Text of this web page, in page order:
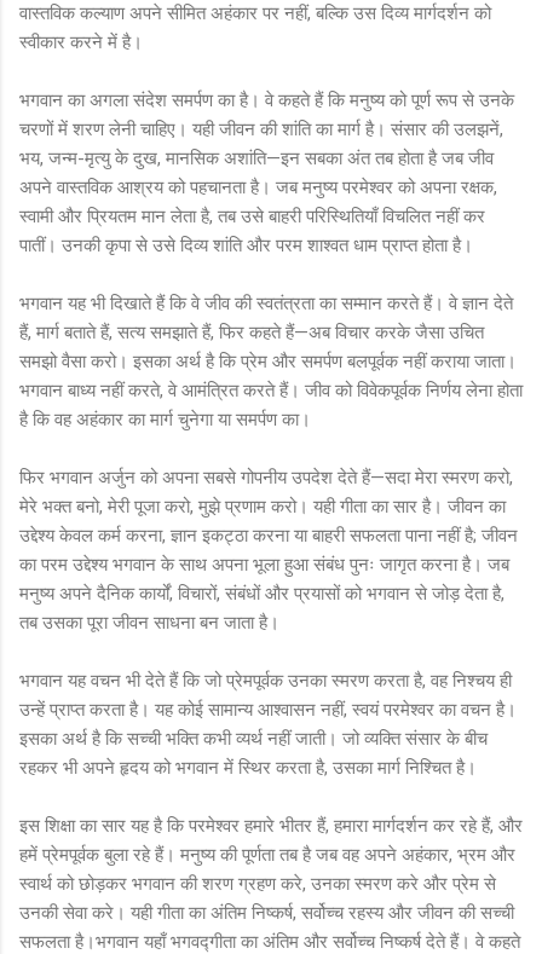
वास्तविक कल्याण अपने सीमित अहंकार पर नहीं, बल्कि उस दिव्य मार्गदर्शन को
स्वीकार करने में है।
भगवान का अगला संदेश समर्पण का है। वे कहते हैं कि मनुष्य को पूर्ण रूप से उनके
चरणों में शरण लेनी चाहिए। यही जीवन की शांति का मार्ग है। संसार की उलझनें,
भय, जन्म-मृत्यु के दुख, मानसिक अशांति—इन सबका अंत तब होता है जब जीव
अपने वास्तविक आश्रय को पहचानता है। जब मनुष्य परमेश्वर को अपना रक्षक,
स्वामी और प्रियतम मान लेता है, तब उसे बाहरी परिस्थितियाँ विचलित नहीं कर
पातीं। उनकी कृपा से उसे दिव्य शांति और परम शाश्वत धाम प्राप्त होता है।
भगवान यह भी दिखाते हैं कि वे जीव की स्वतंत्रता का सम्मान करते हैं। वे ज्ञान देते
हैं, मार्ग बताते हैं, सत्य समझाते हैं, फिर कहते हैं—अब विचार करके जैसा उचित
समझो वैसा करो। इसका अर्थ है कि प्रेम और समर्पण बलपूर्वक नहीं कराया जाता।
भगवान बाध्य नहीं करते, वे आमंत्रित करते हैं। जीव को विवेकपूर्वक निर्णय लेना होता
है कि वह अहंकार का मार्ग चुनेगा या समर्पण का।
फिर भगवान अर्जुन को अपना सबसे गोपनीय उपदेश देते हैं—सदा मेरा स्मरण करो,
मेरे भक्त बनो, मेरी पूजा करो, मुझे प्रणाम करो। यही गीता का सार है। जीवन का
उद्देश्य केवल कर्म करना, ज्ञान इकट्ठा करना या बाहरी सफलता पाना नहीं है; जीवन
का परम उद्देश्य भगवान के साथ अपना भूला हुआ संबंध पुनः जागृत करना है। जब
मनुष्य अपने दैनिक कार्यों, विचारों, संबंधों और प्रयासों को भगवान से जोड़ देता है,
तब उसका पूरा जीवन साधना बन जाता है।
भगवान यह वचन भी देते हैं कि जो प्रेमपूर्वक उनका स्मरण करता है, वह निश्चय ही
उन्हें प्राप्त करता है। यह कोई सामान्य आश्वासन नहीं, स्वयं परमेश्वर का वचन है।
इसका अर्थ है कि सच्ची भक्ति कभी व्यर्थ नहीं जाती। जो व्यक्ति संसार के बीच
रहकर भी अपने हृदय को भगवान में स्थिर करता है, उसका मार्ग निश्चित है।
इस शिक्षा का सार यह है कि परमेश्वर हमारे भीतर हैं, हमारा मार्गदर्शन कर रहे हैं, और
हमें प्रेमपूर्वक बुला रहे हैं। मनुष्य की पूर्णता तब है जब वह अपने अहंकार, भ्रम और
स्वार्थ को छोड़कर भगवान की शरण ग्रहण करे, उनका स्मरण करे और प्रेम से
उनकी सेवा करे। यही गीता का अंतिम निष्कर्ष, सर्वोच्च रहस्य और जीवन की सच्ची
सफलता है।भगवान यहाँ भगवद्गीता का अंतिम और सर्वोच्च निष्कर्ष देते हैं। वे कहते